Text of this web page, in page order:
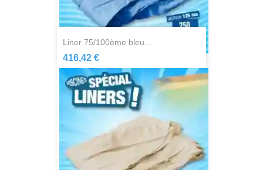
liner 75/100ème bleu...
416,42 €